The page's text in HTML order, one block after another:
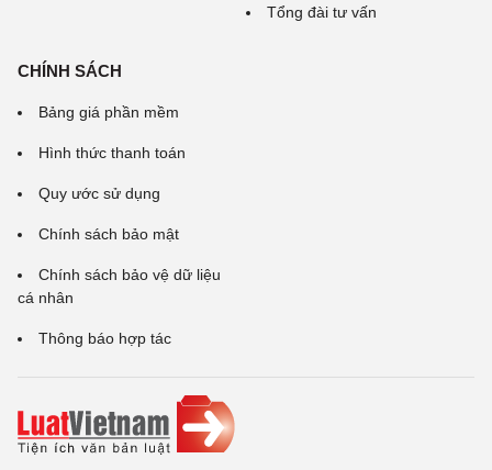
Tổng đài tư vấn
CHÍNH SÁCH
Bảng giá phần mềm
Hình thức thanh toán
Quy ước sử dụng
Chính sách bảo mật
Chính sách bảo vệ dữ liệu
cá nhân
Thông báo hợp tác